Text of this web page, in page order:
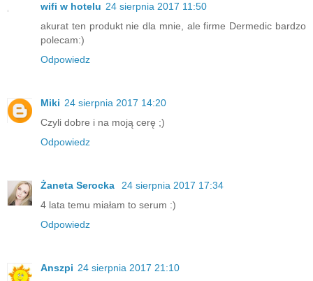
wifi w hotelu 24 sierpnia 2017 11:50
akurat ten produkt nie dla mnie, ale firme Dermedic bardzo
polecam:)
Odpowiedz
Miki 24 sierpnia 2017 14:20
Czyli dobre i na moją cerę ;)
Odpowiedz
Żaneta Serocka
24 sierpnia 2017 17:34
4 lata temu miałam to serum :)
Odpowiedz
Anszpi 24 sierpnia 2017 21:10